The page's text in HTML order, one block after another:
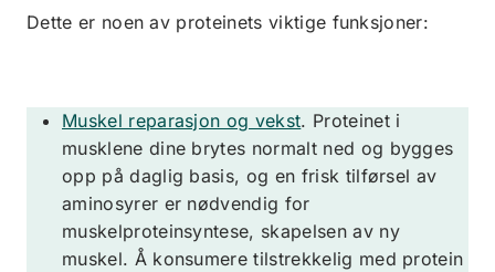
Dette er noen av proteinets viktige funksjoner:
Muskel reparasjon og vekst. Proteinet i
musklene dine brytes normalt ned og bygges
opp på daglig basis, og en frisk tilførsel av
aminosyrer er nødvendig for
muskelproteinsyntese, skapelsen av ny
muskel. Å konsumere tilstrekkelig med protein